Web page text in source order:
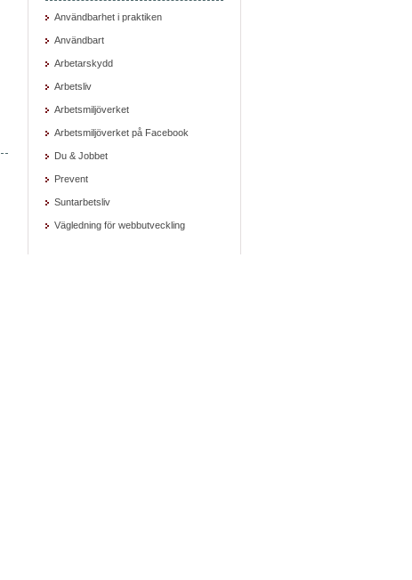
Användbarhet i praktiken
Användbart
Arbetarskydd
Arbetsliv
Arbetsmiljöverket
Arbetsmiljöverket på Facebook
Du & Jobbet
Prevent
Suntarbetsliv
Vägledning för webbutveckling